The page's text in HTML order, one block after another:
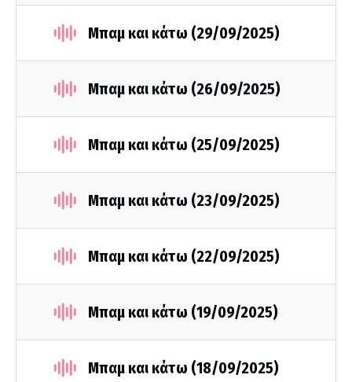
Μπαμ και κάτω (29/09/2025)
Μπαμ και κάτω (26/09/2025)
Μπαμ και κάτω (25/09/2025)
Μπαμ και κάτω (23/09/2025)
Μπαμ και κάτω (22/09/2025)
Μπαμ και κάτω (19/09/2025)
Μπαμ και κάτω (18/09/2025)